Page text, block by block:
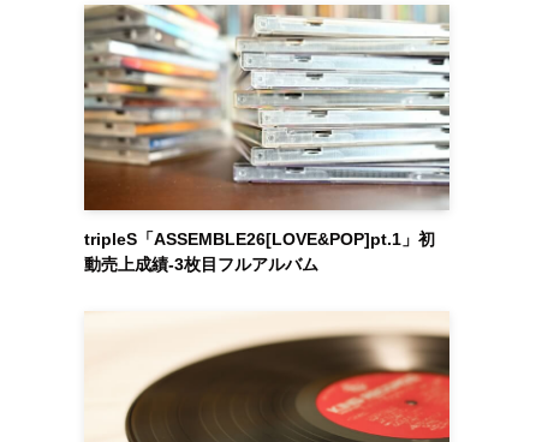
tripleS「ASSEMBLE26[LOVE&POP]pt.1」初
動売上成績-3枚目フルアルバム